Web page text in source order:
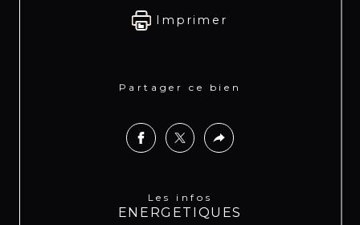
Imprimer
Partager ce bien
Les infos
ENERGETIQUES